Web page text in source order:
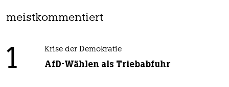
meistkommentiert
1 Krise der Demokratie
AfD-Wählen als Triebabfuhr